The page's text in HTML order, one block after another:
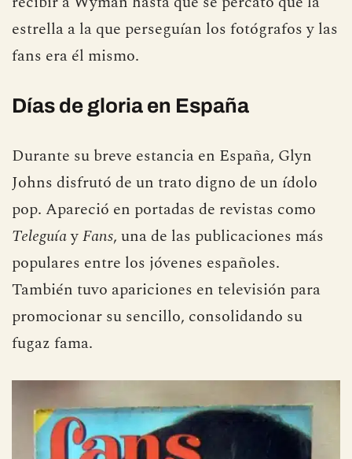
estrella a la que perseguían los fotógrafos y las
fans era él mismo.
Días de gloria en España
Durante su breve estancia en España, Glyn
Johns disfrutó de un trato digno de un ídolo
pop. Apareció en portadas de revistas como
TeleguíayFans, una de las publicaciones más
populares entre los jóvenes españoles.
También tuvo apariciones en televisión para
promocionar su sencillo, consolidando su
fugaz fama.